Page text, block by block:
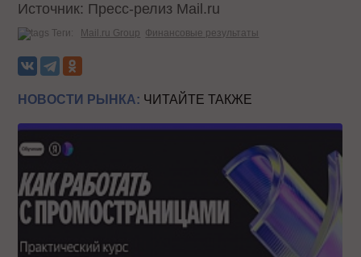
Источник: Пресс-релиз Mail.ru
Теги: Mail.ru Group Финансовые результаты
НОВОСТИ РЫНКА: ЧИТАЙТЕ ТАКЖЕ